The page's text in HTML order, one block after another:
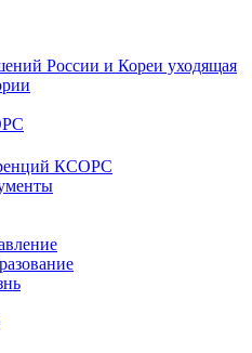
России и Кореи уходящая
КСОРС